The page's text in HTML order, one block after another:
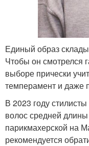
Единый образ
Чтобы он смотрелся
выборе прически
темперамент и даже
В 2023 году
волос средней
парикмахерской на
рекомендуется